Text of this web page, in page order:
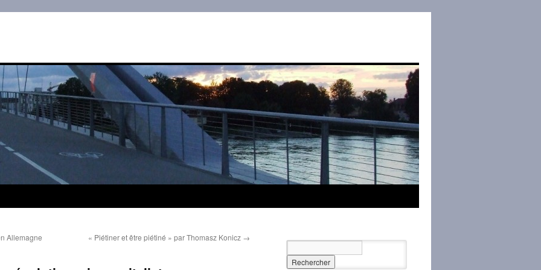
Allemagne
« Piétiner et être piétiné » par Thomasz Konicz →